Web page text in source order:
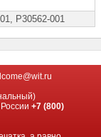
P30562-001
России+7 (800)